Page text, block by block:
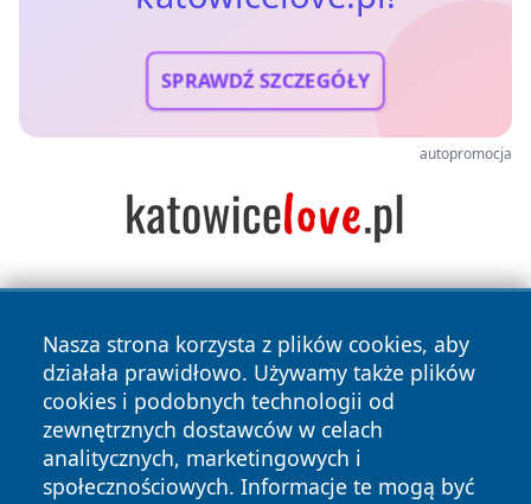
SPRAWDŹ SZCZEGÓŁY
autopromocja
Nasza strona korzysta z plików cookies, aby
działała prawidłowo. Używamy także plików
cookies i podobnych technologii od
zewnętrznych dostawców w celach
analitycznych, marketingowych i
społecznościowych. Informacje te mogą być
Copyright © 2026 katowicelove.pl Wszystkie prawa
zastrzeżone.